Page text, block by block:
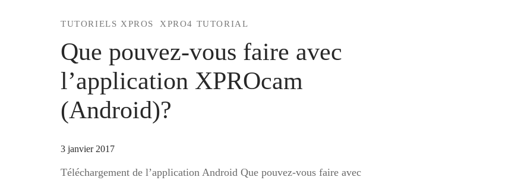
TUTORIELS XPROS XPRO4 TUTORIAL
Que pouvez-vous faire avec
l’application XPROcam
(Android)?
3 janvier 2017
Téléchargement de l’application Android Que pouvez-vous faire avec